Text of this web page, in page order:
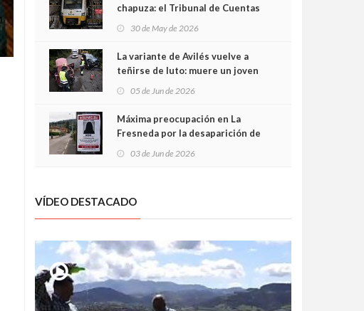
chapuza: el Tribunal de Cuentas
sobrecoste de los trenes que no
cabían por los túneles
30 de May de 2026
La variante de Avilés vuelve a
teñirse de luto: muere un joven
05 de Jun de 2026
Máxima preocupación en La
Fresneda por la desaparición de
03 de Jun de 2026
VÍDEO DESTACADO